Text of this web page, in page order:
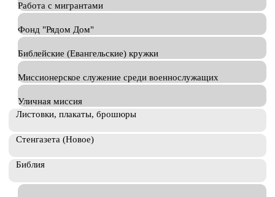
Работа с мигрантами
Фонд "Рядом Дом"
Библейские (Евангельские) кружки
Миссионерское служение среди военнослужащих
Уличная миссия
Листовки, плакаты, брошюры
Стенгазета (Новое)
Библия